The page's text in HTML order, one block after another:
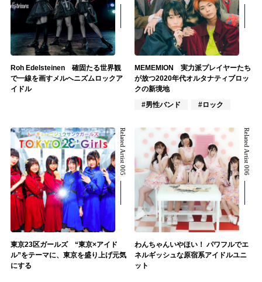
Roh Edelsteinen 確固たる世界観
で一線を画すメルへニズムロックア
イドル
MEMEMION 実力派プレイヤーたち
が放つ2020年代オルタナティブロッ
クの新境地
#男性バンド
#ロック
Related Artist 005
東京23区ガールズ “東京×アイド
ル”をテーマに、東京を盛り上げ元気
にする
Related Artist 006
わんちゃんいやほい！ パワフルでエ
ネルギッシュな原宿系アイドルユニ
ット